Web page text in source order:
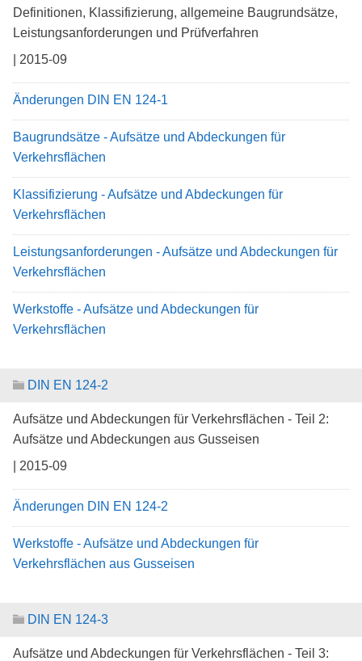
Definitionen, Klassifizierung, allgemeine Baugrundsätze,
Leistungsanforderungen und Prüfverfahren
| 2015-09
Änderungen DIN EN 124-1
Baugrundsätze - Aufsätze und Abdeckungen für
Verkehrsflächen
Klassifizierung - Aufsätze und Abdeckungen für
Verkehrsflächen
Leistungsanforderungen - Aufsätze und Abdeckungen für
Verkehrsflächen
Werkstoffe - Aufsätze und Abdeckungen für
Verkehrsflächen
DIN EN 124-2
Aufsätze und Abdeckungen für Verkehrsflächen - Teil 2:
Aufsätze und Abdeckungen aus Gusseisen
| 2015-09
Änderungen DIN EN 124-2
Werkstoffe - Aufsätze und Abdeckungen für
Verkehrsflächen aus Gusseisen
DIN EN 124-3
Aufsätze und Abdeckungen für Verkehrsflächen - Teil 3: